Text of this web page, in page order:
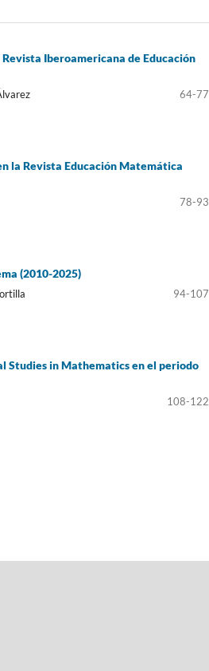
Iberoamericana de Educación
64-77
la Revista Educación Matemática
78-93
(2010-2025)
94-107
Studies in Mathematics en el periodo
108-122